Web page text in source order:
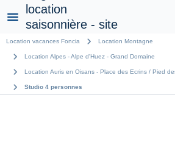
Menu
Location vacances Foncia chevron_right Location Montagne
chevron_right Location Alpes - Alpe d'Huez - Grand Domaine
chevron_right Location Auris en Oisans - Place des Ecrins / Pied
chevron_right Studio 4 personnes